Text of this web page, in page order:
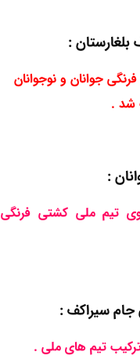
بلغارستان :
جوانان و نوجوانان
شد .
:
برای اردوی تیم ملی کشتی فرنگی
جام سیراکف :